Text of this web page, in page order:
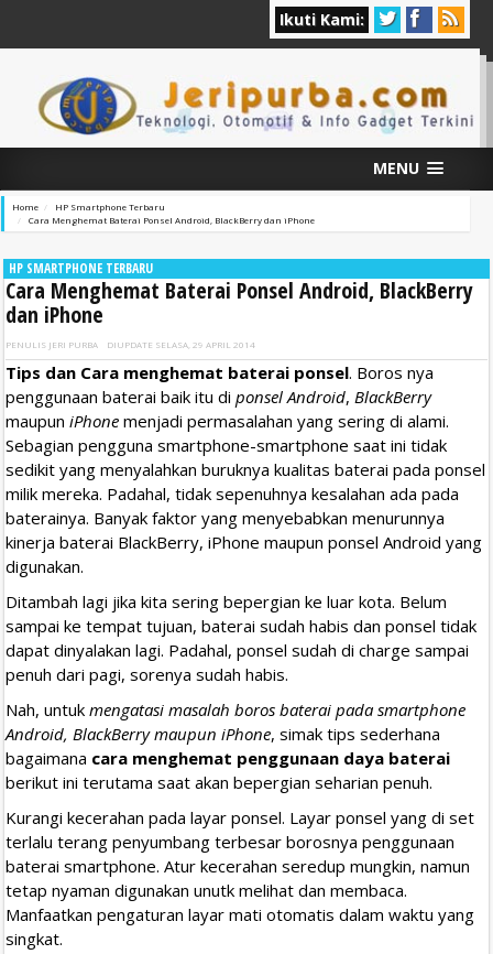
Ikuti Kami:
MENU
Home
HP Smartphone Terbaru
Cara Menghemat Baterai Ponsel Android, BlackBerry dan iPhone
HP SMARTPHONE TERBARU
Cara Menghemat Baterai Ponsel Android, BlackBerry
dan iPhone
PENULIS JERI PURBA DIUPDATE SELASA, 29 APRIL 2014
Tips dan Cara menghemat baterai ponsel. Boros nya
penggunaan baterai baik itu di ponsel Android, BlackBerry
maupun iPhone menjadi permasalahan yang sering di alami.
Sebagian pengguna smartphone-smartphone saat ini tidak
sedikit yang menyalahkan buruknya kualitas baterai pada ponsel
milik mereka. Padahal, tidak sepenuhnya kesalahan ada pada
baterainya. Banyak faktor yang menyebabkan menurunnya
kinerja baterai BlackBerry, iPhone maupun ponsel Android yang
digunakan.
Ditambah lagi jika kita sering bepergian ke luar kota. Belum
sampai ke tempat tujuan, baterai sudah habis dan ponsel tidak
dapat dinyalakan lagi. Padahal, ponsel sudah di charge sampai
penuh dari pagi, sorenya sudah habis.
Nah, untuk mengatasi masalah boros baterai pada smartphone
Android, BlackBerry maupun iPhone, simak tips sederhana
bagaimana cara menghemat penggunaan daya baterai
berikut ini terutama saat akan bepergian seharian penuh.
Kurangi kecerahan pada layar ponsel. Layar ponsel yang di set
terlalu terang penyumbang terbesar borosnya penggunaan
baterai smartphone. Atur kecerahan seredup mungkin, namun
tetap nyaman digunakan unutk melihat dan membaca.
Manfaatkan pengaturan layar mati otomatis dalam waktu yang
singkat.